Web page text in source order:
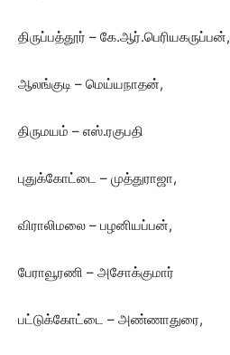
திருப்பத்தூர் – கே.ஆர்.பெரியகருப்பன்,
ஆலங்குடி – மெய்யநாதன்,
திருமயம் – எஸ்.ரகுபதி
புதுக்கோட்டை – முத்துராஜா,
விராலிமலை – பழனியப்பன்,
பேராவூரணி – அசோக்குமார்
பட்டுக்கோட்டை – அண்ணாதுரை,